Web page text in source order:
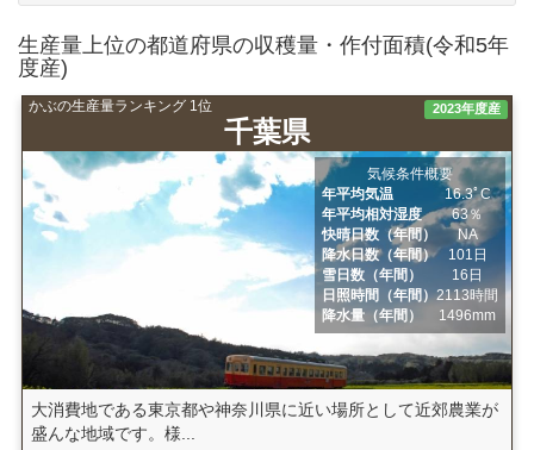
生産量上位の都道府県の収穫量・作付面積(令和5年
度産)
かぶの生産量ランキング 1位
千葉県
2023年度産
気候条件概要
年平均気温
16.3ﾟC
年平均相対湿度
63％
快晴日数（年間）
NA
降水日数（年間）
101日
雪日数（年間）
16日
日照時間（年間）2113時間
降水量（年間）
1496mm
大消費地である東京都や神奈川県に近い場所として近郊農業が
盛んな地域です。様...